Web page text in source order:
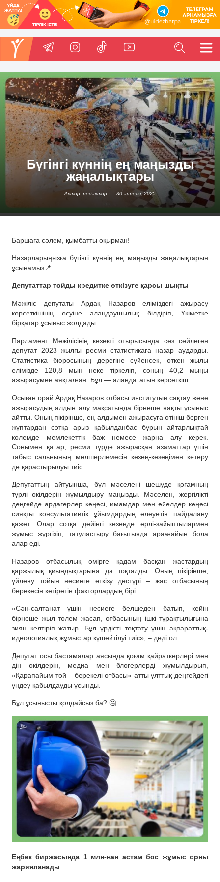
Бүгінгі күннің ең маңызды
жаңалықтары
Автор: редактор 30 апреля, 2025
Баршаға сәлем, қымбатты оқырман!
Назарларыңызға бүгінгі күннің ең маңызды жаңалықтарын
ұсынамыз📍
Депутаттар тойды кредитке өткізуге қарсы шықты
Мәжіліс депутаты Ардақ Назаров еліміздегі ажырасу
көрсеткішінің өсуіне алаңдаушылық білдіріп, Үкіметке
бірқатар ұсыныс жолдады.
Парламент Мәжілісінің кезекті отырысында сөз сөйлеген
депутат 2023 жылғы ресми статистикаға назар аударды.
Статистика бюросының дерегіне сүйенсек, өткен жылы
елімізде 120,8 мың неке тіркеліп, соның 40,2 мыңы
ажырасумен аяқталған. Бұл — алаңдататын көрсеткіш.
Осыған орай Ардақ Назаров отбасы институтын сақтау және
ажырасудың алдын алу мақсатында бірнеше нақты ұсыныс
айтты. Оның пікірінше, ең алдымен ажырасуға өтініш берген
жұптардан сотқа арыз қабылданбас бұрын айтарлықтай
көлемде мемлекеттік баж немесе жарна алу керек.
Сонымен қатар, ресми түрде ажырасқан азаматтар үшін
табыс салығының мөлшерлемесін кезең-кезеңімен көтеру
де қарастырылуы тиіс.
Депутаттың айтуынша, бұл мәселені шешуде қоғамның
түрлі өкілдерін жұмылдыру маңызды. Мәселен, жергілікті
деңгейде ардагерлер кеңесі, имамдар мен әйелдер кеңесі
сияқты консультативтік ұйымдардың әлеуетін пайдалану
қажет. Олар сотқа дейінгі кезеңде ерлі-зайыптылармен
жұмыс жүргізіп, татуластыру бағытында араағайын бола
алар еді.
Назаров отбасылық өмірге қадам басқан жастардың
қаржылық қиындықтарына да тоқталды. Оның пікірінше,
үйлену тойын несиеге өткізу дәстүрі – жас отбасының
берекесін кетіретін факторлардың бірі.
«Сән-салтанат үшін несиеге белшеден батып, кейін
бірнеше жыл төлем жасап, отбасының ішкі тұрақтылығына
зиян келтіріп жатыр. Бұл үрдісті тоқтату үшін ақпараттық-
идеологиялық жұмыстар күшейтілуі тиіс», – деді ол.
Депутат осы бастамалар аясында қоғам қайраткерлері мен
дін өкілдерін, медиа мен блогерлерді жұмылдырып,
«Қарапайым той – берекелі отбасы» атты ұлттық деңгейдегі
үндеу қабылдауды ұсынды.
Бұл ұсынысты қолдайсыз ба? 🤔
Еңбек биржасында 1 млн-нан астам бос жұмыс орны
жарияланады